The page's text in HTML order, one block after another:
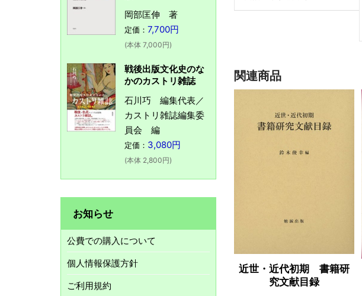
関連商品
近世・近代初期 書籍研
究文献目録
岡部匡伸 著
定価： 7,700円
(本体 7,000円)
戦後出版文化史のな
かのカストリ雑誌
石川巧 編集代表／
カストリ雑誌編集委
員会 編
定価： 3,080円
(本体 2,800円)
お知らせ
公費での購入について
個人情報保護方針
ご利用規約